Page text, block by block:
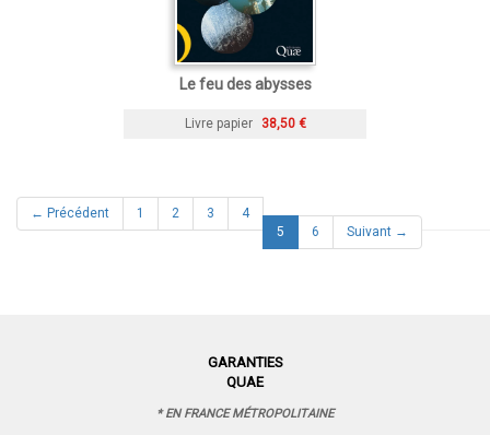
Le feu des abysses
Livre papier 38,50 €
← Précédent 1 2 3
4
5 (current)
6 Suivant →
GARANTIES
QUAE
* EN FRANCE MÉTROPOLITAINE